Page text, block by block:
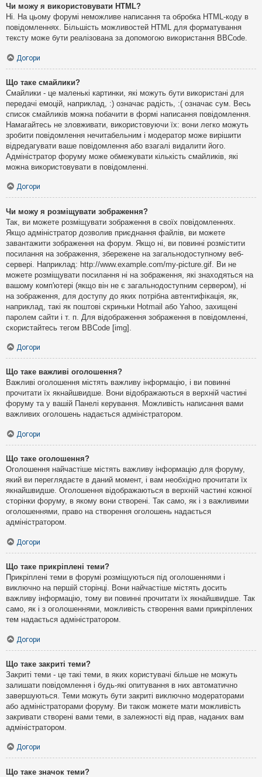
Чи можу я використовувати HTML?
Ні. На цьому форумі неможливе написання та обробка HTML-коду в
повідомленнях. Більшість можливостей HTML для форматування
тексту може бути реалізована за допомогою використання BBCode.
Догори
Що таке смайлики?
Смайлики - це маленькі картинки, які можуть бути використані для
передачі емоцій, наприклад, :) означає радість, :( означає сум. Весь
список смайликів можна побачити в формі написання повідомлення.
Намагайтесь не зловживати, використовуючи їх: вони легко можуть
зробити повідомлення нечитабельним і модератор може вирішити
відредагувати ваше повідомлення або взагалі видалити його.
Адміністратор форуму може обмежувати кількість смайликів, які
можна використовувати в повідомленні.
Догори
Чи можу я розміщувати зображення?
Так, ви можете розміщувати зображення в своїх повідомленнях.
Якщо адміністратор дозволив приєднання файлів, ви можете
завантажити зображення на форум. Якщо ні, ви повинні розмістити
посилання на зображення, збережене на загальнодоступному веб-
сервері. Наприклад: http://www.example.com/my-picture.gif. Ви не
можете розміщувати посилання ні на зображення, які знаходяться на
вашому комп'ютері (якщо він не є загальнодоступним сервером), ні
на зображення, для доступу до яких потрібна автентифікація, як,
наприклад, такі як поштові скриньки Hotmail або Yahoo, захищені
паролем сайти і т. п. Для відображення зображення в повідомленні,
скористайтесь тегом BBCode [img].
Догори
Що таке важливі оголошення?
Важливі оголошення містять важливу інформацію, і ви повинні
прочитати їх якнайшвидше. Вони відображаються в верхній частині
форуму та у вашій Панелі керування. Можливість написання вами
важливих оголошень надається адміністратором.
Догори
Що таке оголошення?
Оголошення найчастіше містять важливу інформацію для форуму,
який ви переглядаєте в даний момент, і вам необхідно прочитати їх
якнайшвидше. Оголошення відображаються в верхній частині кожної
сторінки форуму, в якому вони створені. Так само, як і з важливими
оголошеннями, право на створення оголошень надається
адміністратором.
Догори
Що таке прикріплені теми?
Прикріплені теми в форумі розміщуються під оголошеннями і
виключно на першій сторінці. Вони найчастіше містять досить
важливу інформацію, тому ви повинні прочитати їх якнайшвидше. Так
само, як і з оголошеннями, можливість створення вами прикріплених
тем надається адміністратором.
Догори
Що таке закриті теми?
Закриті теми - це такі теми, в яких користувачі більше не можуть
залишати повідомлення і будь-які опитування в них автоматично
завершуються. Теми можуть бути закриті виключно модераторами
або адміністраторами форуму. Ви також можете мати можливість
закривати створені вами теми, в залежності від прав, наданих вам
адміністратором.
Догори
Що таке значок теми?